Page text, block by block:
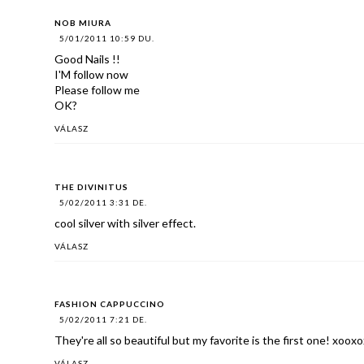
NOB MIURA
5/01/2011 10:59 DU.
Good Nails !!
I'M follow now
Please follow me
OK?
VÁLASZ
THE DIVINITUS
5/02/2011 3:31 DE.
cool silver with silver effect.
VÁLASZ
FASHION CAPPUCCINO
5/02/2011 7:21 DE.
They're all so beautiful but my favorite is the first one!